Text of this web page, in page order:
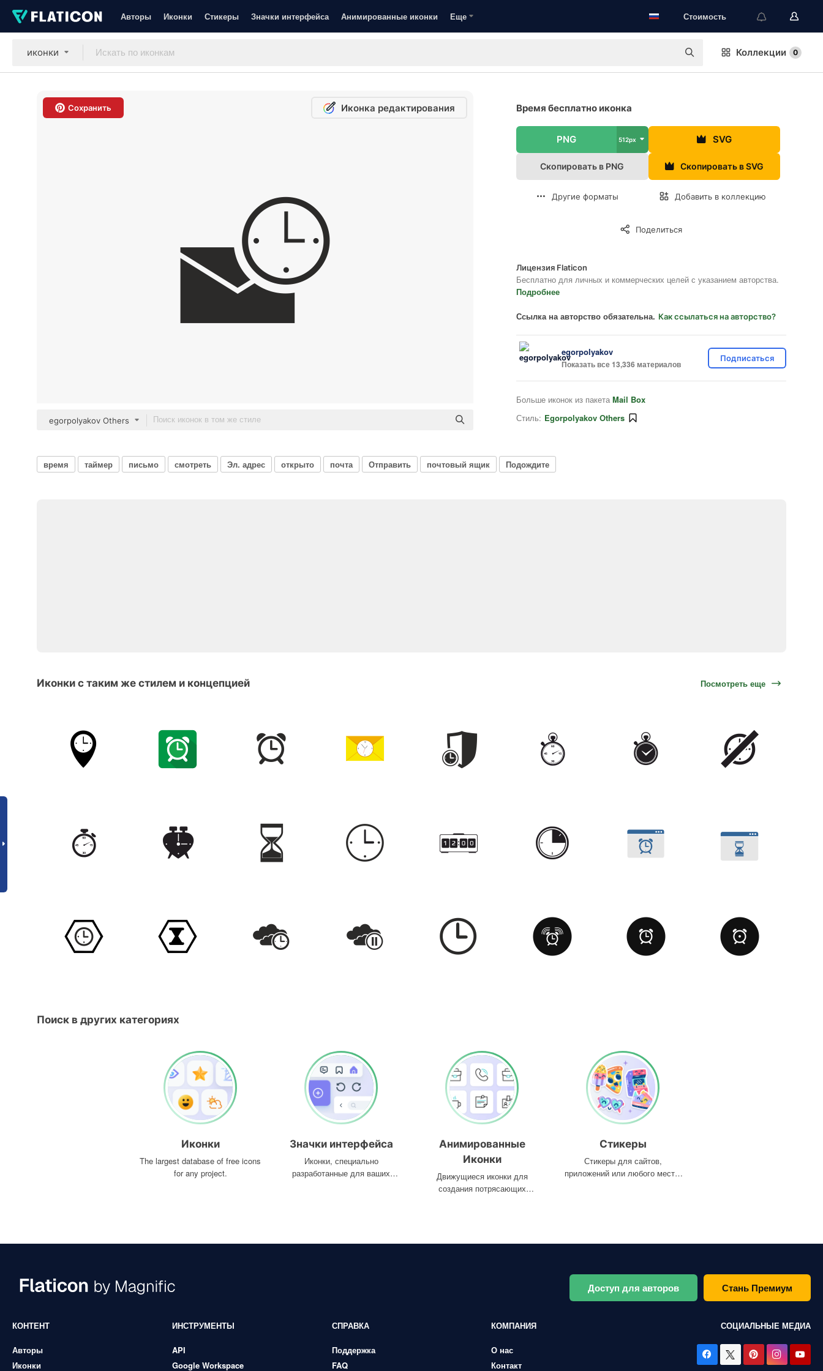
Авторы Иконки Стикеры Значки интерфейса Анимированные иконки Еще Стоимость
иконки Коллекции 0
Сохранить Иконка редактирования
egorpolyakov Others
Время бесплатно иконка
PNG 512px SVG
Скопировать в PNG Скопировать в SVG
Другие форматы Добавить в коллекцию
Поделиться
Лицензия Flaticon
Бесплатно для личных и коммерческих целей с указанием авторства.
Подробнее
Ссылка на авторство обязательна. Как ссылаться на авторство?
egorpolyakov
Показать все 13,336 материалов
Подписаться
Больше иконок из пакета Mail Box
Стиль: Egorpolyakov Others
время таймер письмо смотреть Эл. адрес открыто почта Отправить почтовый ящик Подождите
Иконки с таким же стилем и концепцией Посмотреть еще
Поиск в других категориях
Иконки
The largest database of free icons
for any project.
Значки интерфейса
Иконки, специально
разработанные для ваших
Анимированные
Иконки
Движущиеся иконки для
создания потрясающих
Стикеры
Стикеры для сайтов,
приложений или любого места,
Доступ для авторов Стань Премиум
КОНТЕНТ
Авторы
Иконки
ИНСТРУМЕНТЫ
API
Google Workspace
СПРАВКА
Поддержка
FAQ
КОМПАНИЯ
О нас
Контакт
СОЦИАЛЬНЫЕ МЕДИА